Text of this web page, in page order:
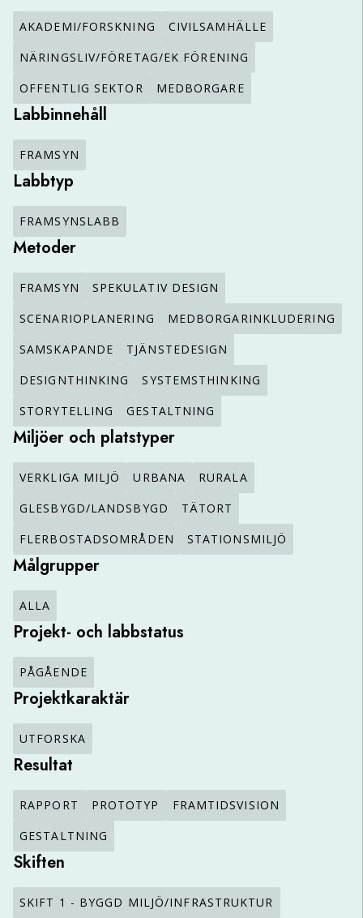
AKADEMI/FORSKNING
CIVILSAMHÄLLE
NÄRINGSLIV/FÖRETAG/EK FÖRENING
OFFENTLIG SEKTOR
MEDBORGARE
Labbinnehåll
FRAMSYN
Labbtyp
FRAMSYNSLABB
Metoder
FRAMSYN
SPEKULATIV DESIGN
SCENARIOPLANERING
MEDBORGARINKLUDERING
SAMSKAPANDE
TJÄNSTEDESIGN
DESIGNTHINKING
SYSTEMSTHINKING
STORYTELLING
GESTALTNING
Miljöer och platstyper
VERKLIGA MILJÖ URBANA
RURALA
GLESBYGD/LANDSBYGD
TÄTORT
FLERBOSTADSOMRÅDEN
STATIONSMILJÖ
Målgrupper
ALLA
Projekt- och labbstatus
PÅGÅENDE
Projektkaraktär
UTFORSKA
Resultat
RAPPORT PROTOTYP
FRAMTIDSVISION
GESTALTNING
Skiften
SKIFT 1 - BYGGD MILJÖ/INFRASTRUKTUR